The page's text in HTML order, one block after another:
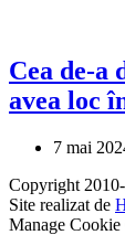
Cea de-a
avea loc
7 mai
Copyright
Site realizat de
Manage Cookie